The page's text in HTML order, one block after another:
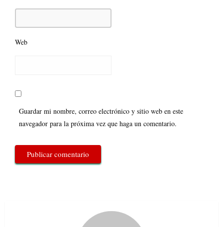
Web
Guardar mi nombre, correo electrónico y sitio web en este
navegador para la próxima vez que haga un comentario.